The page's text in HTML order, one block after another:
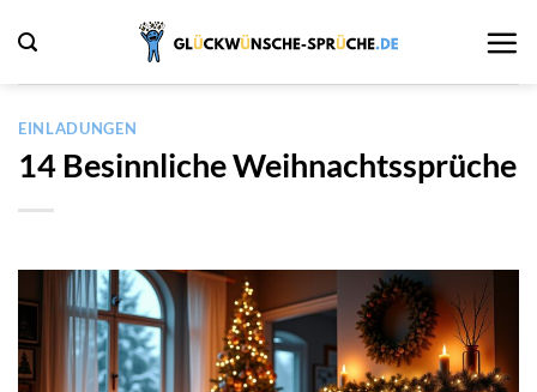
Inhalt
springen
EINLADUNGEN
14 Besinnliche Weihnachtssprüche